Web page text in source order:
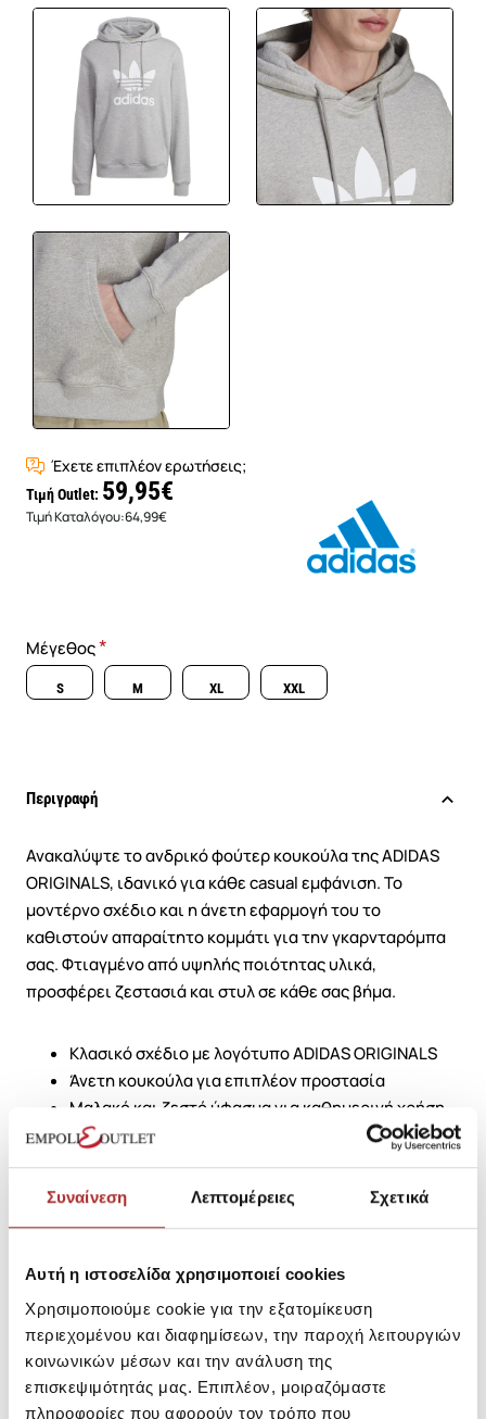
Συναίνεση Λεπτομέρειες Σχετικά
Αυτή η ιστοσελίδα χρησιμοποιεί cookies
Χρησιμοποιούμε cookie για την εξατομίκευση
περιεχομένου και διαφημίσεων, την παροχή λειτουργιών
κοινωνικών μέσων και την ανάλυση της
επισκεψιμότητάς μας. Επιπλέον, μοιραζόμαστε
πληροφορίες που αφορούν τον τρόπο που
Έχετε επιπλέον ερωτήσεις;
Τιμή Outlet: 59,95€
Τιμή Καταλόγου:64,99€
Μέγεθος
S M XL XXL
Περιγραφή
Ανακαλύψτε το ανδρικό φούτερ κουκούλα της ADIDAS
ORIGINALS, ιδανικό για κάθε casual εμφάνιση. Το
μοντέρνο σχέδιο και η άνετη εφαρμογή του το
καθιστούν απαραίτητο κομμάτι για την γκαρνταρόμπα
σας. Φτιαγμένο από υψηλής ποιότητας υλικά,
προσφέρει ζεστασιά και στυλ σε κάθε σας βήμα.
Κλασικό σχέδιο με λογότυπο ADIDAS ORIGINALS
Άνετη κουκούλα για επιπλέον προστασία
Μαλακό και ζεστό ύφασμα για καθημερινή χρήση
Ιδανικό για layering ή ως αυτόνομο κομμάτι
Διαθέσιμο σε ποικιλία χρωμάτων για να διαλέξετε
Επιλέξτε το φούτερ κουκούλα ADIDAS ORIGINALS και
αναδείξτε το στυλ σας με άνεση και ποιότητα!
Μεγεθολόγιο
SKU: 25296919RA017
Κωδικός Κατασκευαστή: IM4490
Σύνθεση